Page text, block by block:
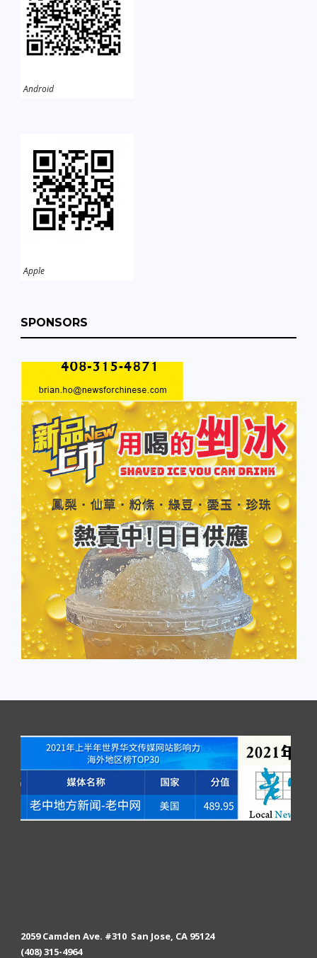
Android
Apple
SPONSORS
2059 Camden Ave. #310 San Jose, CA 95124
(408) 315-4964